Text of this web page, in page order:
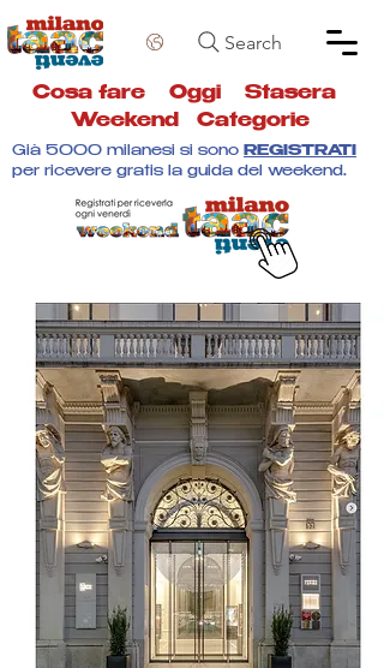
Search
Cosa fare Oggi Stasera
Weekend
Categorie
Già 5000 milanesi si sono REGISTRATI
per ricevere gratis la guida del weekend.